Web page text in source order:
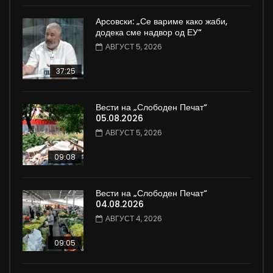
37:25
Арсовски: „Се вариме како жаби,
додека сме надвор од ЕУ“
АВГУСТ 5, 2026
09:08
Вести на „Слободен Печат“
05.08.2026
АВГУСТ 5, 2026
09:05
Вести на „Слободен Печат“
04.08.2026
АВГУСТ 4, 2026